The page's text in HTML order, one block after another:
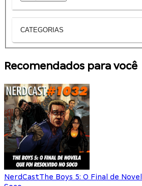
CATEGORIAS
Recomendados para você
NerdCastThe Boys 5: O Final de